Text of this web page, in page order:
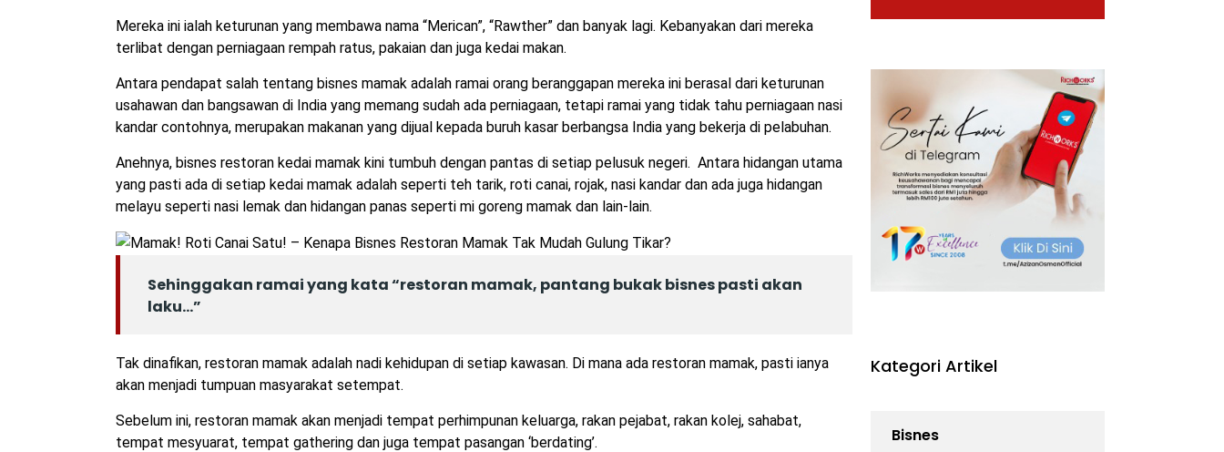
Mereka ini ialah keturunan yang membawa nama “Merican”, “Rawther” dan banyak lagi. Kebanyakan dari mereka
terlibat dengan perniagaan rempah ratus, pakaian dan juga kedai makan.
Antara pendapat salah tentang bisnes mamak adalah ramai orang beranggapan mereka ini berasal dari keturunan
usahawan dan bangsawan di India yang memang sudah ada perniagaan, tetapi ramai yang tidak tahu perniagaan nasi
kandar contohnya, merupakan makanan yang dijual kepada buruh kasar berbangsa India yang bekerja di pelabuhan.
Anehnya, bisnes restoran kedai mamak kini tumbuh dengan pantas di setiap pelusuk negeri. Antara hidangan utama
yang pasti ada di setiap kedai mamak adalah seperti teh tarik, roti canai, rojak, nasi kandar dan ada juga hidangan
melayu seperti nasi lemak dan hidangan panas seperti mi goreng mamak dan lain-lain.
Sehinggakan ramai yang kata “restoran mamak, pantang bukak bisnes pasti akan
laku…”
Tak dinafikan, restoran mamak adalah nadi kehidupan di setiap kawasan. Di mana ada restoran mamak, pasti ianya
akan menjadi tumpuan masyarakat setempat.
Sebelum ini, restoran mamak akan menjadi tempat perhimpunan keluarga, rakan pejabat, rakan kolej, sahabat,
tempat mesyuarat, tempat gathering dan juga tempat pasangan ‘berdating’.
Kategori Artikel
Bisnes